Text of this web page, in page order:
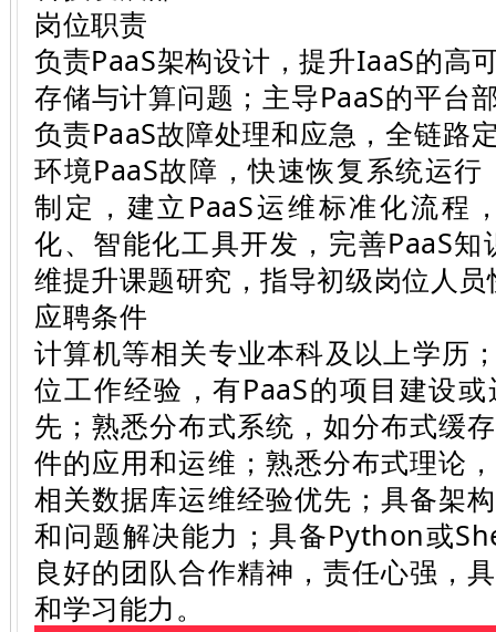
岗位职责
负责PaaS架构设计，提升IaaS的高
存储与计算问题；主导PaaS的平台
负责PaaS故障处理和应急，全链路
环境PaaS故障，快速恢复系统运
制定，建立PaaS运维标准化流程
化、智能化工具开发，完善PaaS
维提升课题研究，指导初级岗位人
应聘条件
计算机等相关专业本科及以上学历
位工作经验，有PaaS的项目建设
先；熟悉分布式系统，如分布式缓
件的应用和运维；熟悉分布式理论
相关数据库运维经验优先；具备架
和问题解决能力；具备Python或
良好的团队合作精神，责任心强，
和学习能力。